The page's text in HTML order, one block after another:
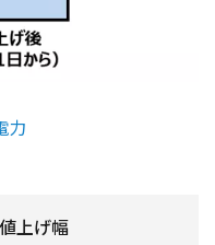
力
上げ幅